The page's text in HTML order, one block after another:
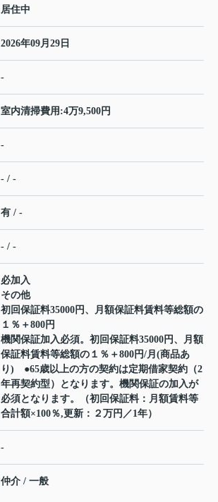
居住中
2026年09月29日
-
室内清掃費用:4万9,500円
-
- / -
有 / -
- / -
必加入
その他
初回保証料35000円、月額保証料賃料等総額の
１％＋800円
機関保証加入必須。初回保証料35000円、月額
保証料賃料等総額の１％＋800円/月(商品あ
り) ●65歳以上の方の契約は定期借家契約（2
年再契約型）となります。機関保証の加入が
必須となります。（初回保証料：月額賃料等
合計額×100％,更新：２万円／1年）
-
仲介 / 一般